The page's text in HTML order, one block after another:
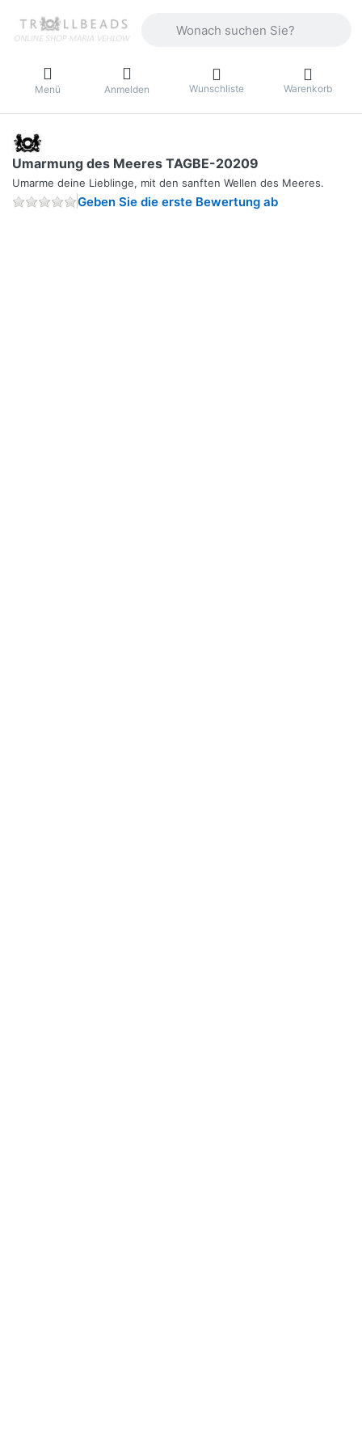
Menü Anmelden Wunschliste Warenkorb
Umarmung des Meeres TAGBE-20209
Umarme deine Lieblinge, mit den sanften Wellen des Meeres.
Geben Sie die erste Bewertung ab